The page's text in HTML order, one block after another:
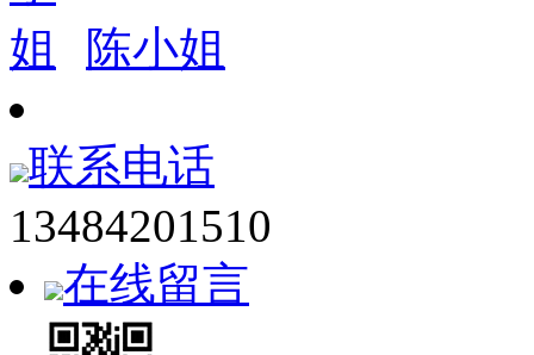
陈小姐
联系电话
13484201510
在线留言